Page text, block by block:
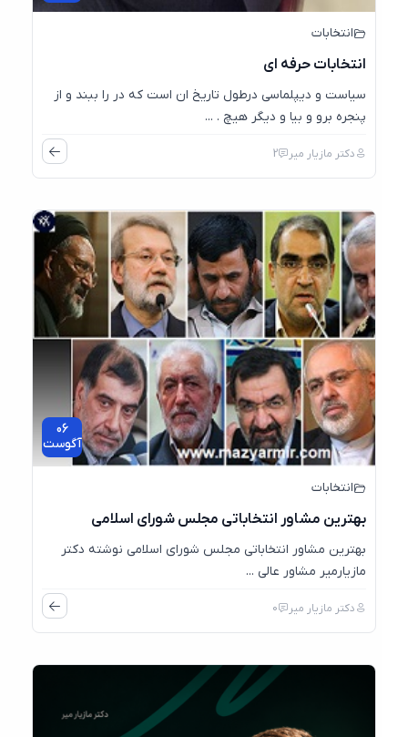
انتخابات
انتخابات حرفه ای
سیاست و ديپلماسي درطول تاریخ ان است که در را ببند و از
پنجره برو و بیا و دیگر هیچ . ...
دکتر مازیار میر 2
06
آگوست
انتخابات
بهترین مشاور انتخاباتی مجلس شورای اسلامی
بهترین مشاور انتخاباتی مجلس شورای اسلامی نوشته دکتر
مازیارمیر مشاور عالی ...
دکتر مازیار میر 0